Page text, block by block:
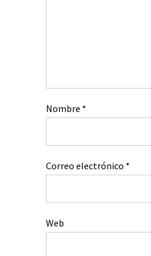
Nombre *
Correo electrónico *
Web